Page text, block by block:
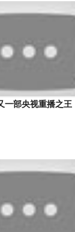
一部央视重播之